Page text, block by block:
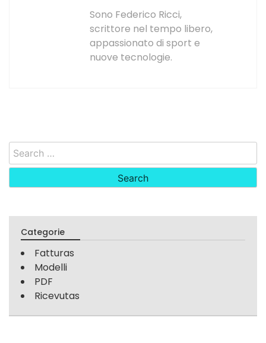
Sono Federico Ricci,
scrittore nel tempo libero,
appassionato di sport e
nuove tecnologie.
Search
for:
Categorie
Fatturas
Modelli
PDF
Ricevutas